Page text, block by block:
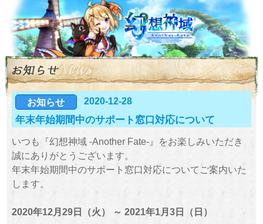
お知らせ 2020-12-28
年末年始期間中のサポート窓口対応について
いつも『幻想神域 -Another Fate-』をお楽しみいただき
誠にありがとうございます。
年末年始期間中のサポート窓口対応についてご案内いた
します。
2020年12月29日（火） ～ 2021年1月3日（日）